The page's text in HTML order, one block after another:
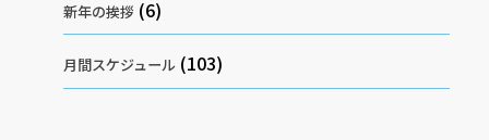
新年の挨拶 (6)
月間スケジュール (103)